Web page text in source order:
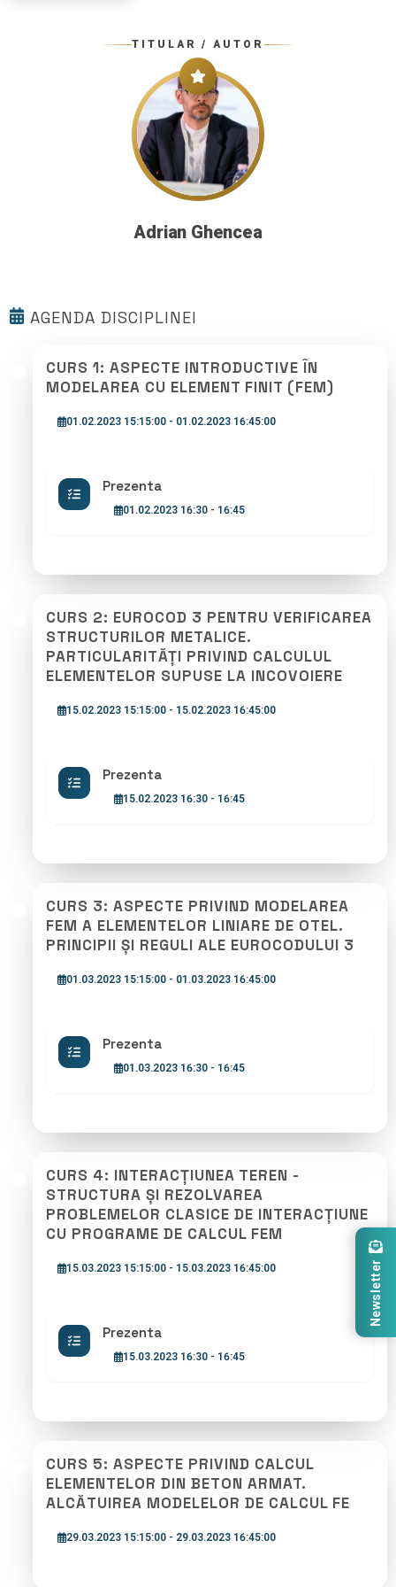
TITULAR / AUTOR
Adrian Ghencea
AGENDA DISCIPLINEI
CURS 1: ASPECTE INTRODUCTIVE ÎN
MODELAREA CU ELEMENT FINIT (FEM)
01.02.2023 15:15:00 - 01.02.2023 16:45:00
Prezenta
01.02.2023 16:30 - 16:45
CURS 2: EUROCOD 3 PENTRU VERIFICAREA
STRUCTURILOR METALICE.
PARTICULARITĂȚI PRIVIND CALCULUL
ELEMENTELOR SUPUSE LA INCOVOIERE
15.02.2023 15:15:00 - 15.02.2023 16:45:00
Prezenta
15.02.2023 16:30 - 16:45
CURS 3: ASPECTE PRIVIND MODELAREA
FEM A ELEMENTELOR LINIARE DE OTEL.
PRINCIPII ȘI REGULI ALE EUROCODULUI 3
01.03.2023 15:15:00 - 01.03.2023 16:45:00
Prezenta
01.03.2023 16:30 - 16:45
CURS 4: INTERACȚIUNEA TEREN -
STRUCTURA ȘI REZOLVAREA
PROBLEMELOR CLASICE DE INTERACȚIUNE
CU PROGRAME DE CALCUL FEM
15.03.2023 15:15:00 - 15.03.2023 16:45:00
Prezenta
15.03.2023 16:30 - 16:45
CURS 5: ASPECTE PRIVIND CALCUL
ELEMENTELOR DIN BETON ARMAT.
ALCĂTUIREA MODELELOR DE CALCUL FE
29.03.2023 15:15:00 - 29.03.2023 16:45:00
Newsletter